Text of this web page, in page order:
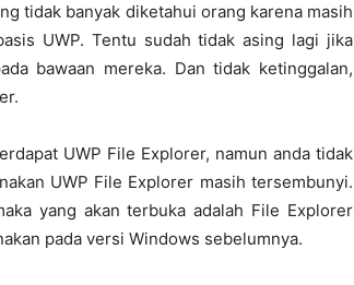
tidak banyak diketahui orang karena masih
UWP. Tentu sudah tidak asing lagi jika
bawaan mereka. Dan tidak ketinggalan,
UWP File Explorer, namun anda tidak
UWP File Explorer masih tersembunyi.
yang akan terbuka adalah File Explorer
pada versi Windows sebelumnya.